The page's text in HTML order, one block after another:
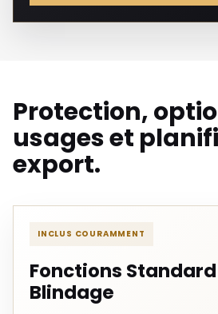
Protection,
usages et
export.
INCLUS COURAMMENT
Fonctions
Blindage